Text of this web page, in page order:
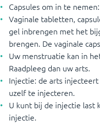
Capsules om in te
Vaginale tabletten,
gel inbrengen met het
brengen. De vaginale
Uw menstruatie kan in
Raadpleeg dan uw arts.
Injectie: de arts
uzelf te injecteren.
U kunt bij de injectie last
injectie.